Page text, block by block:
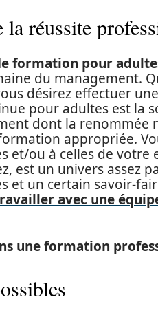
réussite
formation pour
du management.
désirez effectuer
pour adultes est la
dont la renommée
appropriée.
et/ou à celles de votre
est un univers assez
et un certain savoir-
avec une
une formation